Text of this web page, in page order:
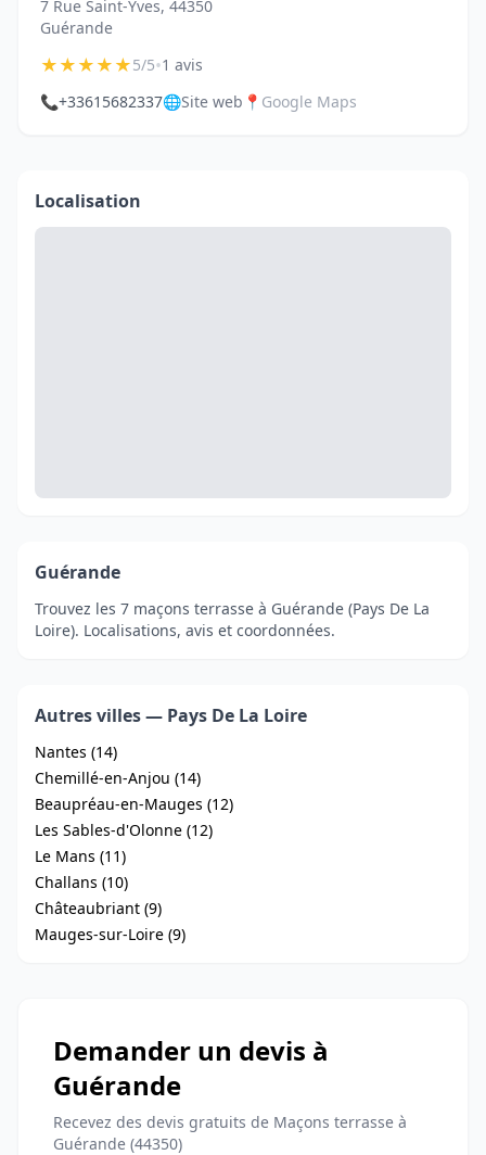
7 Rue Saint-Yves, 44350
Guérande
★★★★★5/5•1 avis
📞+33615682337🌐Site web 📍 Google Maps
Localisation
Guérande
Trouvez les 7 maçons terrasse à Guérande (Pays De La
Loire). Localisations, avis et coordonnées.
Autres villes — Pays De La Loire
Nantes (14)
Chemillé-en-Anjou (14)
Beaupréau-en-Mauges (12)
Les Sables-d'Olonne (12)
Le Mans (11)
Challans (10)
Châteaubriant (9)
Mauges-sur-Loire (9)
Demander un devis à
Guérande
Recevez des devis gratuits de Maçons terrasse à
Guérande (44350)